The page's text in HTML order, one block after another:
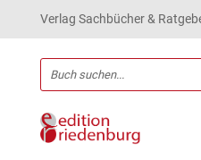
Verlag Sachbücher &